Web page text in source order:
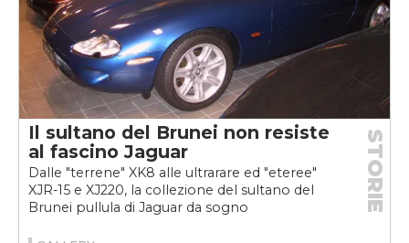
Il sultano del Brunei non resiste
al fascino Jaguar
Dalle "terrene" XK8 alle ultrarare ed "eteree"
XJR-15 e XJ220, la collezione del sultano del
Brunei pullula di Jaguar da sogno
STORIE